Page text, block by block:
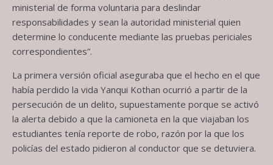
ministerial de forma voluntaria para deslindar
responsabilidades y sean la autoridad ministerial quien
determine lo conducente mediante las pruebas periciales
correspondientes”.
La primera versión oficial aseguraba que el hecho en el que
había perdido la vida Yanqui Kothan ocurrió a partir de la
persecución de un delito, supuestamente porque se activó
la alerta debido a que la camioneta en la que viajaban los
estudiantes tenía reporte de robo, razón por la que los
policías del estado pidieron al conductor que se detuviera.